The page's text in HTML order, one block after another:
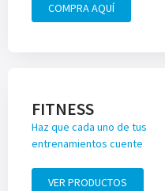
COMPRA AQUÍ
FITNESS
Haz que cada uno de tus
entrenamientos cuente
VER PRODUCTOS